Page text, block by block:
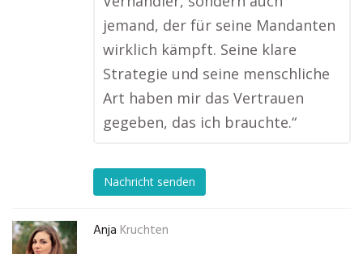
jemand, der für seine Mandanten
wirklich kämpft. Seine klare
Strategie und seine menschliche
Art haben mir das Vertrauen
gegeben, das ich brauchte.“
Nachricht senden
Anja Kruchten